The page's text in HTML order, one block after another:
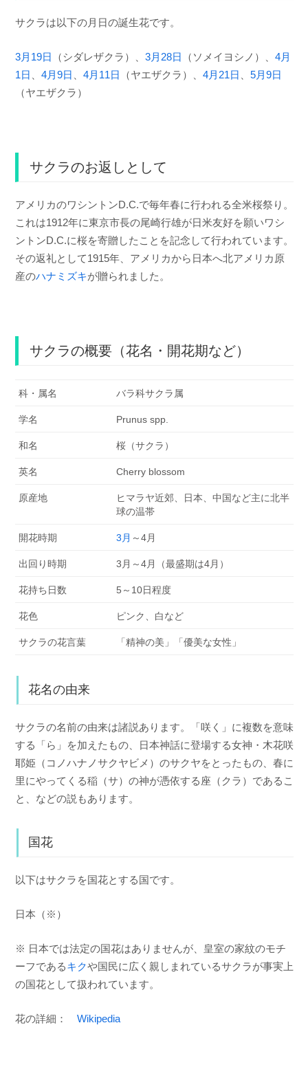
サクラは以下の月日の誕生花です。
3月19日 （シダレザクラ）、 3月28日 （ソメイヨシノ）、 4月
1日
4月9日 4月11日 （ヤエザクラ）、 4月21日
5月9日
（ヤエザクラ）
サクラのお返しとして
アメリカのワシントンD.C.で毎年春に行われる全米桜祭り。
これは1912年に東京市長の尾崎行雄が日米友好を願いワシ
ントンD.C.に桜を寄贈したことを記念して行われています。
その返礼として1915年、アメリカから日本へ北アメリカ原
産のハナミズキが贈られました。
サクラの概要（花名・開花期など）
科・属名 バラ科サクラ属
学名 Prunus spp.
和名 桜（サクラ）
英名 Cherry blossom
原産地
ヒマラヤ近郊、日本、中国など主に北半
球の温帯
開花時期 3月 ～4月
出回り時期 3月～4月（最盛期は4月）
花持ち日数 5～10日程度
花色 ピンク、白など
サクラの花言葉 「精神の美」「優美な女性」
花名の由来
サクラの名前の由来は諸説あります。「咲く」に複数を意味
する「ら」を加えたもの、日本神話に登場する女神・木花咲
耶姫（コノハナノサクヤビメ）のサクヤをとったもの、春に
里にやってくる稲（サ）の神が憑依する座（クラ）であるこ
と、などの説もあります。
国花
以下はサクラを国花とする国です。
日本（※）
※ 日本では法定の国花はありませんが、皇室の家紋のモチ
ーフであるキクや国民に広く親しまれているサクラが事実上
の国花として扱われています。
花の詳細： Wikipedia